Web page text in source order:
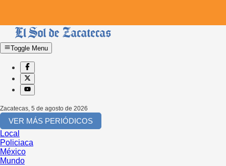
Toggle Menu
Zacatecas, 5 de agosto de 2026
VER MÁS PERIÓDICOS
Local
Policiaca
México
Mundo